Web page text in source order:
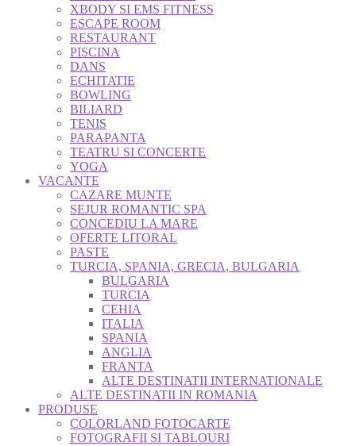
XBODY SI EMS FITNESS
ESCAPE ROOM
RESTAURANT
PISCINA
DANS
ECHITATIE
BOWLING
BILIARD
TENIS
PARAPANTA
TEATRU SI CONCERTE
YOGA
VACANTE
CAZARE MUNTE
SEJUR ROMANTIC SPA
CONCEDIU LA MARE
OFERTE LITORAL
PASTE
TURCIA, SPANIA, GRECIA, BULGARIA
BULGARIA
TURCIA
CEHIA
ITALIA
SPANIA
ANGLIA
FRANTA
ALTE DESTINATII INTERNATIONALE
ALTE DESTINATII IN ROMANIA
PRODUSE
COLORLAND FOTOCARTE
FOTOGRAFII SI TABLOURI